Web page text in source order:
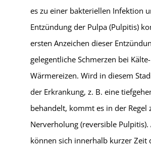
es zu einer bakteriellen Infektion
Entzündung der Pulpa (Pulpitis)
ersten Anzeichen dieser
gelegentliche Schmerzen bei
Wärmereizen. Wird in diesem
der Erkrankung, z. B. eine
behandelt, kommt es in der Regel
Nerverholung (reversible
können sich innerhalb kurzer Zeit